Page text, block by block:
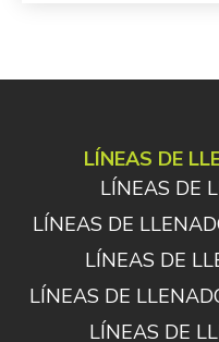
LÍNEAS DE
LÍNEAS DE
LÍNEAS DE
LÍNEAS DE
LÍNEAS DE
LÍNEAS DE